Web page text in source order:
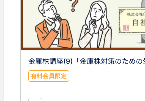
金庫株講座(9)「金庫株対策のための
有料会員限定